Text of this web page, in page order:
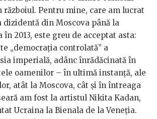
războiul. Pentru mine, care am lucrat
dizidentă din Moscova până la
în 2013, este greu de acceptat asta:
„democrația controlată” a
imperială, adânc înrădăcinată în
oamenilor – în ultimă instanță, ale
atât la Moscova, cât și în întreaga
am fost la artistul Nikita Kadan,
Ucraina la Bienala de la Veneția.